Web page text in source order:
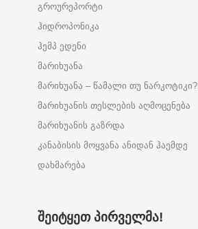
გროურეპორტი
ჰიდროპონიკა
ჰემპ ედენი
მარიხუანა
მარიხუანა – წამალი თუ ნარკოტიკი?
მარიხუანის თესლების აღმოცენება
მარიხუანის გაზრდა
კანაბისის მოყვანა ანიდან ჰაემდე
დახმარება
ᲨᲔᲘᲢᲧᲔᲗ ᲞᲘᲠᲕᲔᲚᲛᲐ!